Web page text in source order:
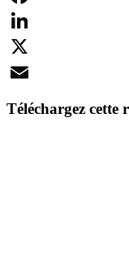
Facebook
LinkedIn
X
Téléchargez cette